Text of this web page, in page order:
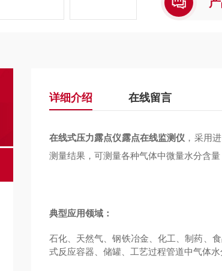
详细介绍 在线留言
在线式压力露点仪露点在线监测仪 ， 采用
测量结果， 可测量各种气体中微量水分含量
典型应用领域：
石化、天然气、钢铁冶金、化工、制药、
式反应容器、储罐、工艺过程管道中气体水